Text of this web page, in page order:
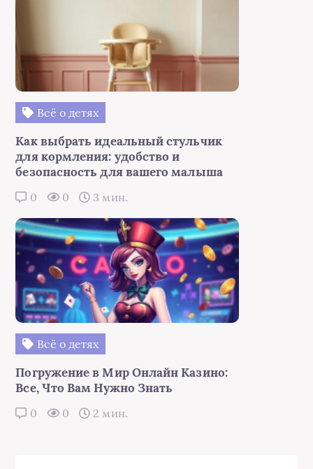
Всё о детях
Как выбрать идеальный стульчик
для кормления: удобство и
безопасность для вашего малыша
0 0 3 мин.
Всё о детях
Погружение в Мир Онлайн Казино:
Все, Что Вам Нужно Знать
0 0 2 мин.